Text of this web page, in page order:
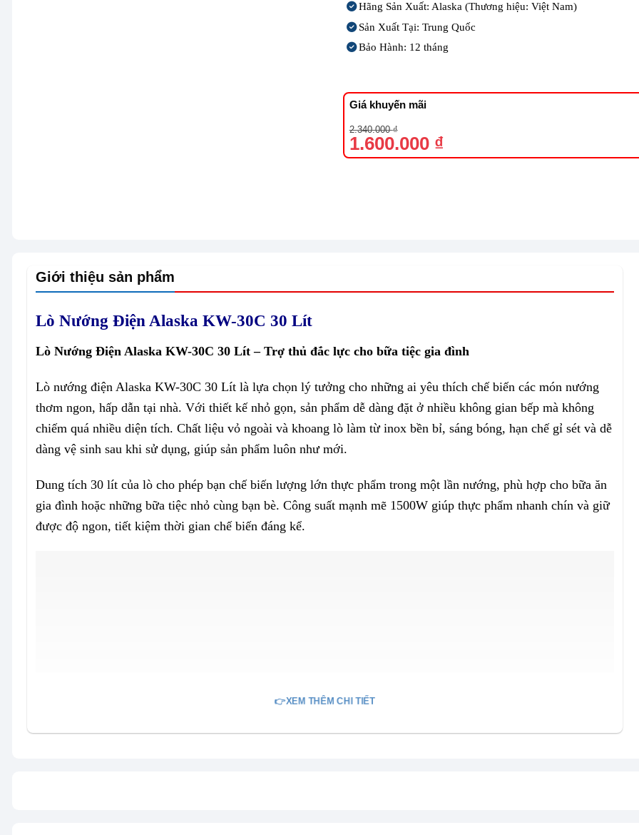
Hãng Sản Xuất: Alaska (Thương hiệu: Việt Nam)
Sản Xuất Tại: Trung Quốc
Bảo Hành: 12 tháng
Giá khuyến mãi
2.340.000₫
Giá
gốc
là:
2.340.000 ₫.
1.600.000 ₫
Giá
hiện
tại
là:
Giới thiệu sản phẩm
Lò Nướng Điện Alaska KW-30C 30 Lít
Lò Nướng Điện Alaska KW-30C 30 Lít – Trợ thủ đắc lực cho bữa tiệc gia đình
Lò nướng điện Alaska KW-30C 30 Lít là lựa chọn lý tưởng cho những ai yêu thích chế biến các món nướng
thơm ngon, hấp dẫn tại nhà. Với thiết kế nhỏ gọn, sản phẩm dễ dàng đặt ở nhiều không gian bếp mà không
chiếm quá nhiều diện tích. Chất liệu vỏ ngoài và khoang lò làm từ inox bền bỉ, sáng bóng, hạn chế gỉ sét và dễ
dàng vệ sinh sau khi sử dụng, giúp sản phẩm luôn như mới.
Dung tích 30 lít của lò cho phép bạn chế biến lượng lớn thực phẩm trong một lần nướng, phù hợp cho bữa ăn
gia đình hoặc những bữa tiệc nhỏ cùng bạn bè. Công suất mạnh mẽ 1500W giúp thực phẩm nhanh chín và giữ
được độ ngon, tiết kiệm thời gian chế biến đáng kể.
👉XEM THÊM CHI TIẾT